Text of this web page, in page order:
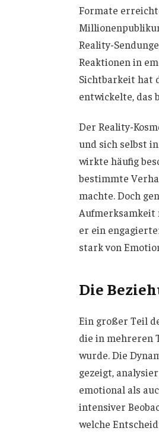
Formate
Reality-
Reaktionen in
Sichtbarkeit hat
entwickelte, das
Der Reality-
und sich selbst
wirkte häufig
bestimmte
machte. Doch
Aufmerksamkeit
er ein
stark von
Die
Ein großer Teil
die in mehreren
wurde. Die
gezeigt,
emotional als
intensiver
welche